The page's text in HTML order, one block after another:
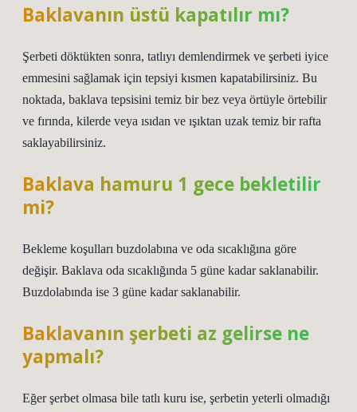
Baklavanın üstü kapatılır mı?
Şerbeti döktükten sonra, tatlıyı demlendirmek ve şerbeti iyice
emmesini sağlamak için tepsiyi kısmen kapatabilirsiniz. Bu
noktada, baklava tepsisini temiz bir bez veya örtüyle örtebilir
ve fırında, kilerde veya ısıdan ve ışıktan uzak temiz bir rafta
saklayabilirsiniz.
Baklava hamuru 1 gece bekletilir
mi?
Bekleme koşulları buzdolabına ve oda sıcaklığına göre
değişir. Baklava oda sıcaklığında 5 güne kadar saklanabilir.
Buzdolabında ise 3 güne kadar saklanabilir.
Baklavanın şerbeti az gelirse ne
yapmalı?
Eğer şerbet olmasa bile tatlı kuru ise, şerbetin yeterli olmadığı